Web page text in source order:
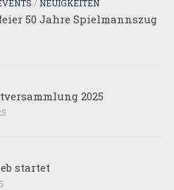
/ NEUIGKEITEN
50 Jahre Spielmannszug
2025
startet